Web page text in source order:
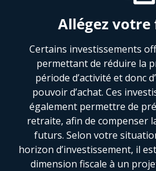
Allégez
Certains investissements
permettant de réduire la
période d’activité et donc
pouvoir d’achat. Ces
également permettre de
retraite, afin de compenser
futurs. Selon votre
horizon d’investissement, il
dimension fiscale à un